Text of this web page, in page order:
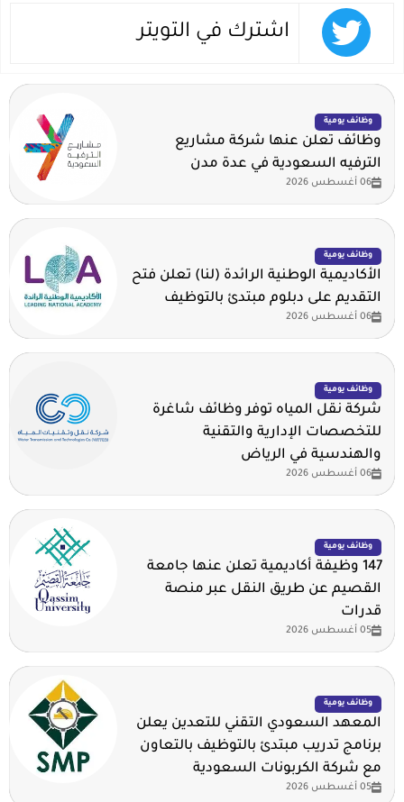
اشترك في التويتر
وظائف يومية
وظائف تعلن عنها شركة مشاريع
الترفيه السعودية في عدة مدن
06 أغسطس 2026
وظائف يومية
الأكاديمية الوطنية الرائدة (لنا) تعلن فتح
التقديم على دبلوم مبتدئ بالتوظيف
06 أغسطس 2026
وظائف يومية
شركة نقل المياه توفر وظائف شاغرة
للتخصصات الإدارية والتقنية
والهندسية في الرياض
06 أغسطس 2026
وظائف يومية
147 وظيفة أكاديمية تعلن عنها جامعة
القصيم عن طريق النقل عبر منصة
قدرات
05 أغسطس 2026
وظائف يومية
المعهد السعودي التقني للتعدين يعلن
برنامج تدريب مبتدئ بالتوظيف بالتعاون
مع شركة الكربونات السعودية
05 أغسطس 2026